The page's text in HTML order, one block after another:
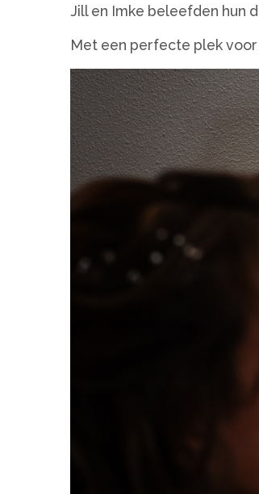
Jill en Imke beleefden hun
Met een perfecte plek